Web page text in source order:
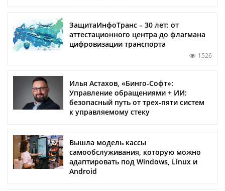
ЗащитаИнфоТранс – 30 лет: от
аттестационного центра до флагмана
цифровизации транспорта
1526
Илья Астахов, «Бинго-Софт»:
Управление обращениями + ИИ:
безопасный путь от трех‑пяти систем
к управляемому стеку
Вышла модель кассы
самообслуживания, которую можно
адаптировать под Windows, Linux и
Android